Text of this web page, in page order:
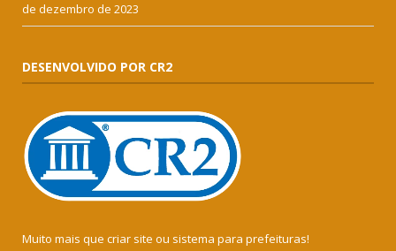
de dezembro de 2023
DESENVOLVIDO POR CR2
Muito mais que criar site ou sistema para prefeituras!